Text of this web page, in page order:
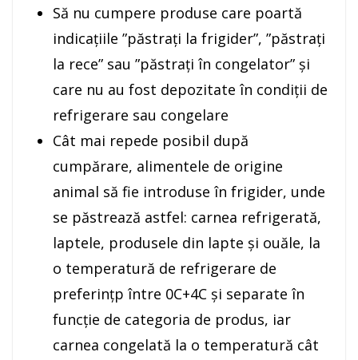
Să nu cumpere produse care poartă
indicațiile ”păstrați la frigider”, ”păstrați
la rece” sau ”păstrați în congelator” și
care nu au fost depozitate în condiții de
refrigerare sau congelare
Cât mai repede posibil după
cumpărare, alimentele de origine
animal să fie introduse în frigider, unde
se păstrează astfel: carnea refrigerată,
laptele, produsele din lapte și ouăle, la
o temperatură de refrigerare de
preferințp între 0C+4C și separate în
funcție de categoria de produs, iar
carnea congelată la o temperatură cât